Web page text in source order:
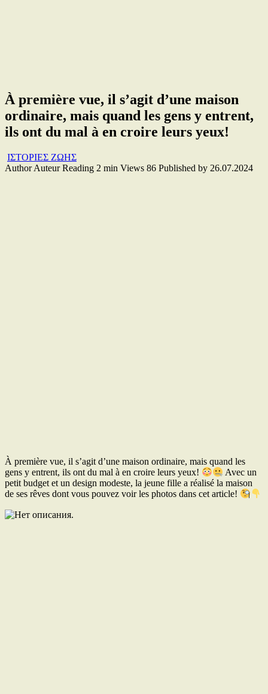
À première vue, il s’agit d’une maison
ordinaire, mais quand les gens y entrent,
ils ont du mal à en croire leurs yeux!
ΙΣΤΟΡΙΕΣ ΖΩΗΣ
Author Auteur Reading 2 min Views 86 Published by 26.07.2024
À première vue, il s’agit d’une maison ordinaire, mais quand les
gens y entrent, ils ont du mal à en croire leurs yeux!
Avec un
petit budget et un design modeste, la jeune fille a réalisé la maison
de ses rêves dont vous pouvez voir les photos dans cet article!